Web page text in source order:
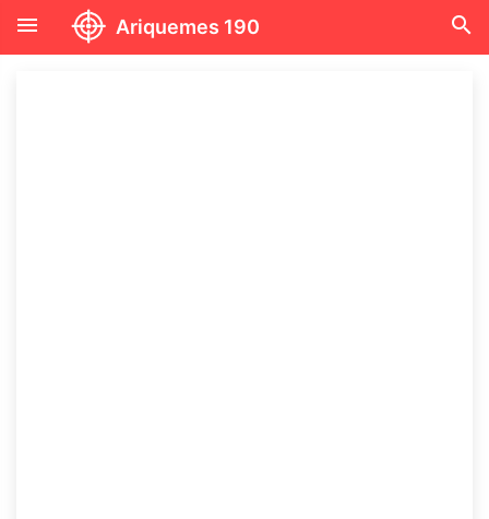
menu Ariquemes 190 search